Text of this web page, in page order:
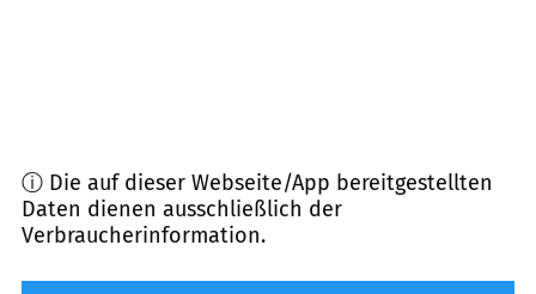
ⓘ Die auf dieser Webseite/App bereitgestellten
Daten dienen ausschließlich der
Verbraucherinformation.